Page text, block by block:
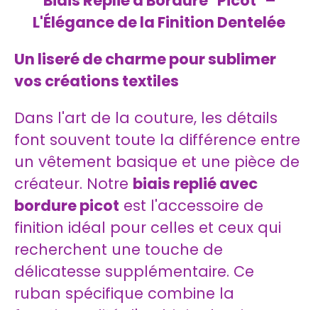
L'Élégance de la Finition Dentelée
Un liseré de charme pour sublimer
vos créations textiles
Dans l'art de la couture, les détails
font souvent toute la différence entre
un vêtement basique et une pièce de
créateur. Notre biais replié avec
bordure picot est l'accessoire de
finition idéal pour celles et ceux qui
recherchent une touche de
délicatesse supplémentaire. Ce
ruban spécifique combine la